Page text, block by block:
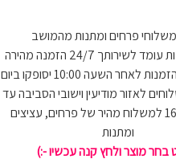
פרחים ומתנות מהמושב
אתר ההזמנות עומד לשירותך 24/7 הזמנה מהירה
ומאובטחת, הזמנות לאחר השעה 10:00 יסופקו ביום
לאזור מודיעין וישובי הסביבה עד
השעה 16:00 למשלוח מהיר של פרחים, עציצים
ומתנות
בחר מוצר ולחץ קנה עכשיו -:)